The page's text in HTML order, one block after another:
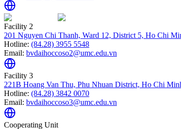
Facility 2
201 Nguyen Chi Thanh, Ward 12, District 5, Ho Chi
Hotline: (84.28) 3955 5548
Email: bvdaihoccoso2@umc.edu.vn
Facility 3
221B Hoang Van Thu, Phu Nhuan District, Ho Chi
Hotline: (84.28) 3842 0070
Email: bvdaihoccoso3@umc.edu.vn
Cooperating Unit